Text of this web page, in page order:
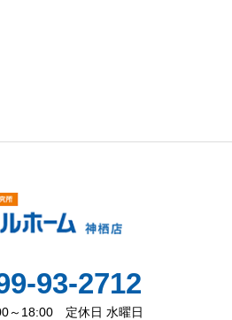
93-2712
～18:00 定休日 水曜日